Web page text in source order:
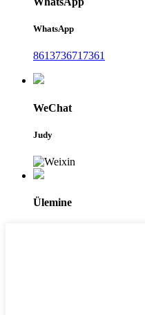
WhatsApp
8613736717361
WeChat
Judy
Ülemine